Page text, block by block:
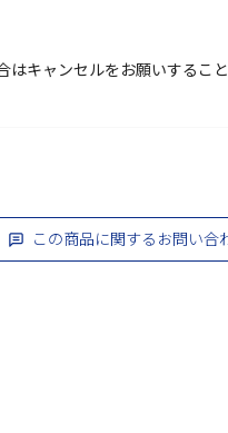
キャンセルをお願いすること
この商品に関するお問い合